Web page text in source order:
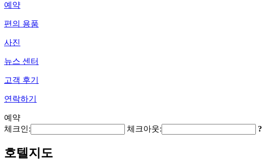
예약
편의 용품
사진
뉴스 센터
고객 후기
연락하기
예약
체크인:
체크아웃: ?
호텔지도